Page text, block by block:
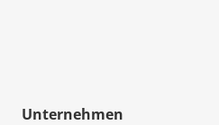
Unternehmen